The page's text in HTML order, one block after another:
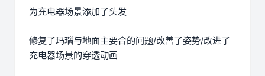
为充电器场景添加了头发
修复了玛瑙与地面主要合的问题/改善了姿势/改进了
充电器场景的穿透动画